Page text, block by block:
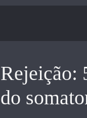
Rejeição:
do